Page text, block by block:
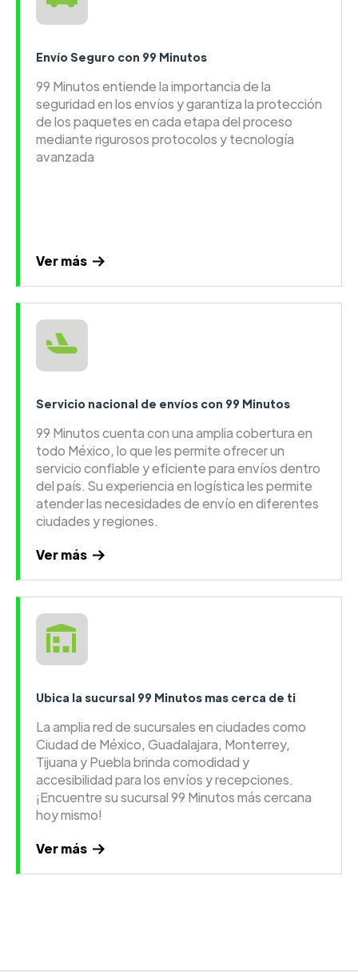
Envío Seguro con 99 Minutos
99 Minutos entiende la importancia de la
seguridad en los envíos y garantiza la protección
de los paquetes en cada etapa del proceso
mediante rigurosos protocolos y tecnología
avanzada
Ver más
Servicio nacional de envíos con 99 Minutos
99 Minutos cuenta con una amplia cobertura en
todo México, lo que les permite ofrecer un
servicio confiable y eficiente para envíos dentro
del país. Su experiencia en logística les permite
atender las necesidades de envío en diferentes
ciudades y regiones.
Ver más
Ubica la sucursal 99 Minutos mas cerca de ti
La amplia red de sucursales en ciudades como
Ciudad de México, Guadalajara, Monterrey,
Tijuana y Puebla brinda comodidad y
accesibilidad para los envíos y recepciones.
¡Encuentre su sucursal 99 Minutos más cercana
hoy mismo!
Ver más